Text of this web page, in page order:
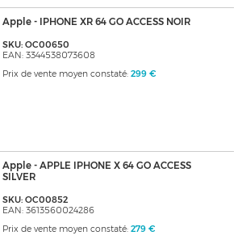
Apple - IPHONE XR 64 GO ACCESS NOIR
SKU: OC00650
EAN: 3344538073608
Prix de vente moyen constaté: 299 €
Apple - APPLE IPHONE X 64 GO ACCESS
SILVER
SKU: OC00852
EAN: 3613560024286
Prix de vente moyen constaté: 279 €